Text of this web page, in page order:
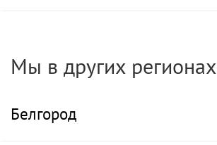
Мы в других регионах
Белгород